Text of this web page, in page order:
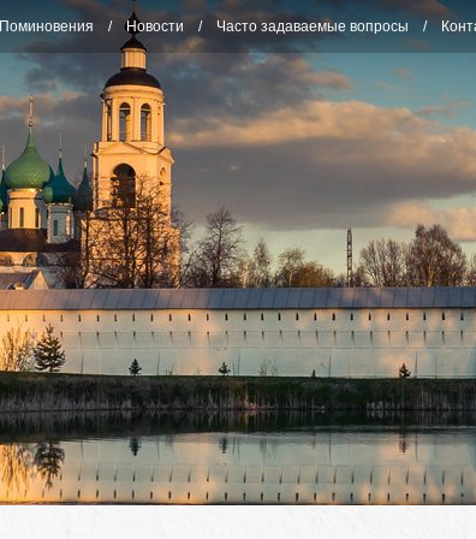
Поминовения Новости Часто задаваемые вопросы